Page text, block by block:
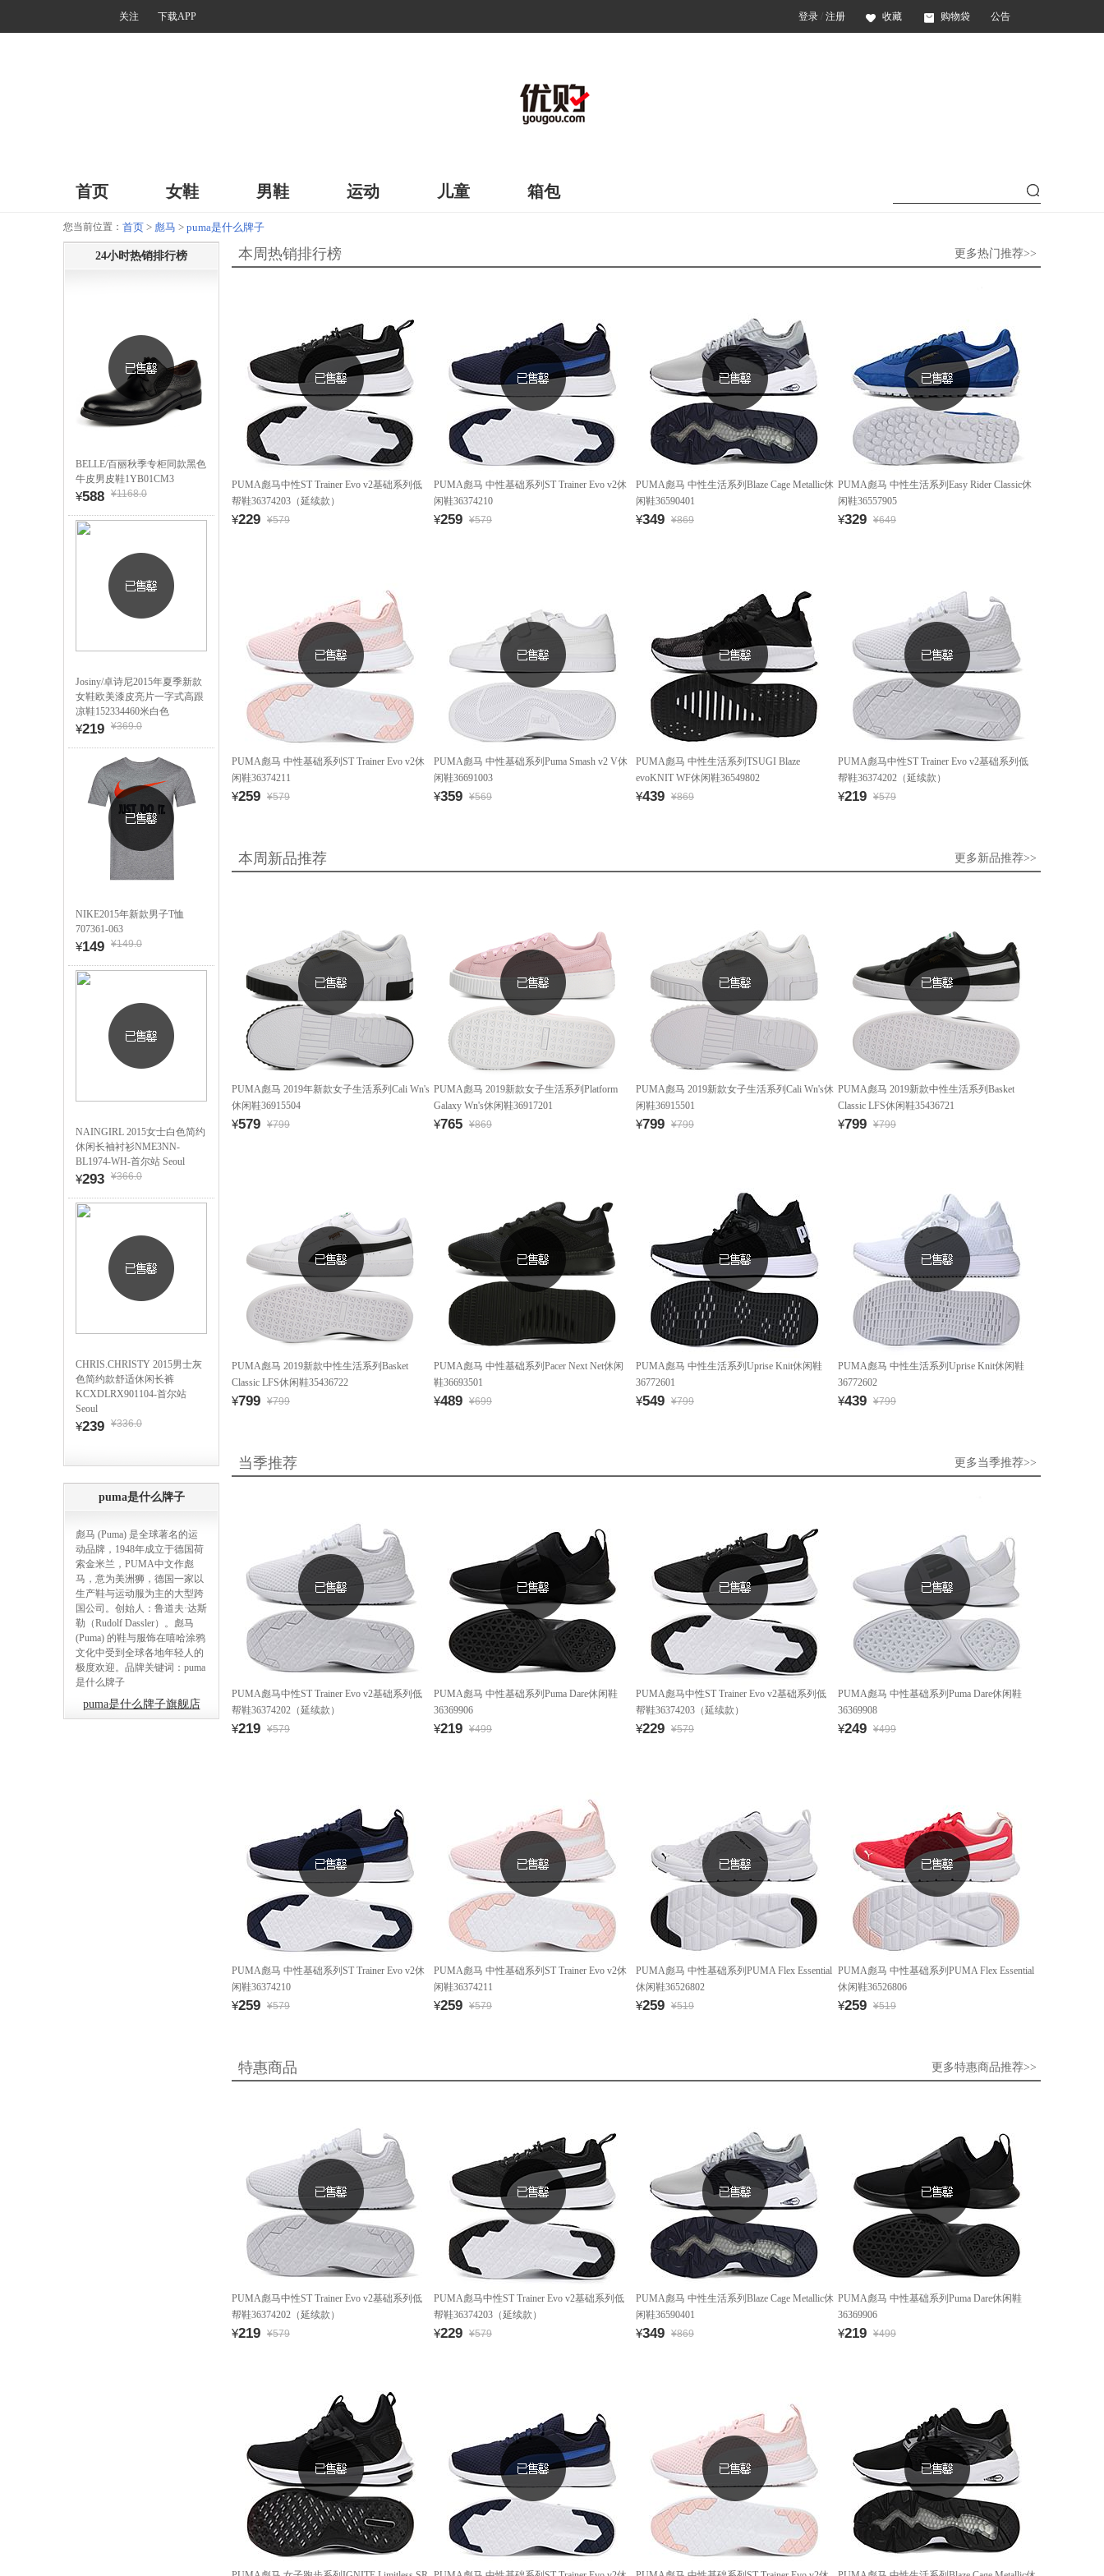
关注 下载APP 登录 / 注册 收藏 购物袋 公告
首页 女鞋 男鞋 运动 儿童 箱包
您当前位置： 首页 > 彪马 > puma是什么牌子
24小时热销排行榜
BELLE/百丽秋季专柜同款黑色
牛皮男皮鞋1YB01CM3
¥588 ¥1168.0
Josiny/卓诗尼2015年夏季新款
女鞋欧美漆皮亮片一字式高跟
凉鞋152334460米白色
¥219 ¥369.0
NIKE2015年新款男子T恤
707361-063
¥149 ¥149.0
NAINGIRL 2015女士白色简约
休闲长袖衬衫NME3NN-
BL1974-WH-首尔站 Seoul
¥293 ¥366.0
CHRIS.CHRISTY 2015男士灰
色简约款舒适休闲长裤
KCXDLRX901104-首尔站
Seoul
¥239 ¥336.0
puma是什么牌子
彪马 (Puma) 是全球著名的运
动品牌，1948年成立于德国荷
索金米兰，PUMA中文作彪
马，意为美洲狮，德国一家以
生产鞋与运动服为主的大型跨
国公司。创始人：鲁道夫·达斯
勒（Rudolf Dassler）。彪马
(Puma) 的鞋与服饰在嘻哈涂鸦
文化中受到全球各地年轻人的
极度欢迎。品牌关键词：puma
是什么牌子
puma是什么牌子旗舰店
本周热销排行榜 更多热门推荐>>
PUMA彪马中性ST Trainer Evo v2基础系列低
帮鞋36374203（延续款）
¥229 ¥579
PUMA彪马 中性基础系列ST Trainer Evo v2休
闲鞋36374210
¥259 ¥579
PUMA彪马 中性生活系列Blaze Cage Metallic休
闲鞋36590401
¥349 ¥869
PUMA彪马 中性生活系列Easy Rider Classic休
闲鞋36557905
¥329 ¥649
PUMA彪马 中性基础系列ST Trainer Evo v2休
闲鞋36374211
¥259 ¥579
PUMA彪马 中性基础系列Puma Smash v2 V休
闲鞋36691003
¥359 ¥569
PUMA彪马 中性生活系列TSUGI Blaze
evoKNIT WF休闲鞋36549802
¥439 ¥869
PUMA彪马中性ST Trainer Evo v2基础系列低
帮鞋36374202（延续款）
¥219 ¥579
本周新品推荐 更多新品推荐>>
PUMA彪马 2019年新款女子生活系列Cali Wn's
休闲鞋36915504
¥579 ¥799
PUMA彪马 2019新款女子生活系列Platform
Galaxy Wn's休闲鞋36917201
¥765 ¥869
PUMA彪马 2019新款女子生活系列Cali Wn's休
闲鞋36915501
¥799 ¥799
PUMA彪马 2019新款中性生活系列Basket
Classic LFS休闲鞋35436721
¥799 ¥799
PUMA彪马 2019新款中性生活系列Basket
Classic LFS休闲鞋35436722
¥799 ¥799
PUMA彪马 中性基础系列Pacer Next Net休闲
鞋36693501
¥489 ¥699
PUMA彪马 中性生活系列Uprise Knit休闲鞋
36772601
¥549 ¥799
PUMA彪马 中性生活系列Uprise Knit休闲鞋
36772602
¥439 ¥799
当季推荐 更多当季推荐>>
PUMA彪马中性ST Trainer Evo v2基础系列低
帮鞋36374202（延续款）
¥219 ¥579
PUMA彪马 中性基础系列Puma Dare休闲鞋
36369906
¥219 ¥499
PUMA彪马中性ST Trainer Evo v2基础系列低
帮鞋36374203（延续款）
¥229 ¥579
PUMA彪马 中性基础系列Puma Dare休闲鞋
36369908
¥249 ¥499
PUMA彪马 中性基础系列ST Trainer Evo v2休
闲鞋36374210
¥259 ¥579
PUMA彪马 中性基础系列ST Trainer Evo v2休
闲鞋36374211
¥259 ¥579
PUMA彪马 中性基础系列PUMA Flex Essential
休闲鞋36526802
¥259 ¥519
PUMA彪马 中性基础系列PUMA Flex Essential
休闲鞋36526806
¥259 ¥519
特惠商品 更多特惠商品推荐>>
PUMA彪马中性ST Trainer Evo v2基础系列低
帮鞋36374202（延续款）
¥219 ¥579
PUMA彪马中性ST Trainer Evo v2基础系列低
帮鞋36374203（延续款）
¥229 ¥579
PUMA彪马 中性生活系列Blaze Cage Metallic休
闲鞋36590401
¥349 ¥869
PUMA彪马 中性基础系列Puma Dare休闲鞋
36369906
¥219 ¥499